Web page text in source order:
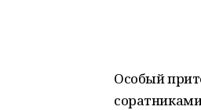
Особый